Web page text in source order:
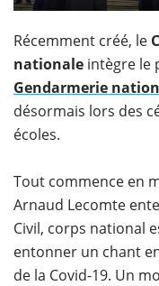
Récemment créé, le
nationale intègre le
Gendarmerie
désormais lors des
écoles.
Tout commence en
Arnaud Lecomte
Civil, corps national
entonner un chant
de la Covid-19. Un